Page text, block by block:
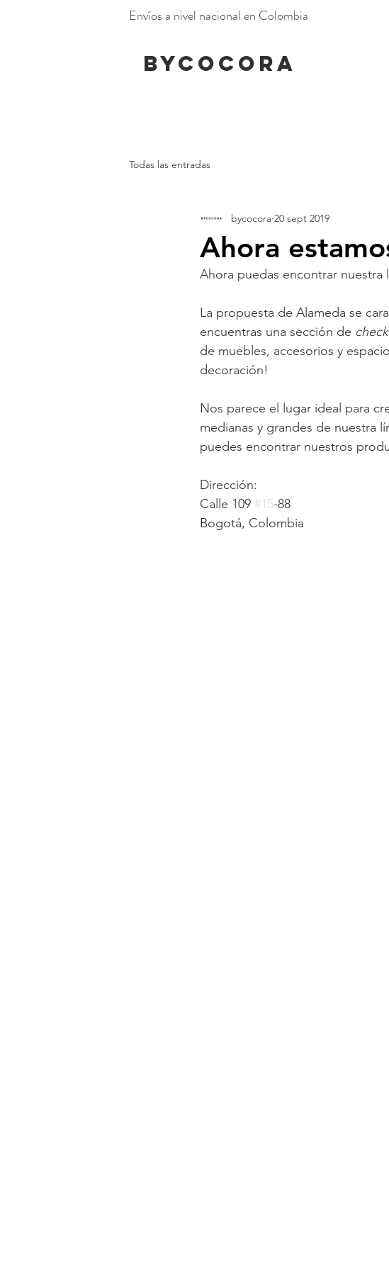
Envíos a nivel nacional en Colombia
BYCOCORA
Todas las entradas
Ahora
bycocora 20 sept 2019
Ahora puedas encontrar
La propuesta de Alameda se
encuentras una sección de
de muebles, accesorios y
decoración!
Nos parece el lugar ideal para
medianas y grandes de nuestra
puedes encontrar nuestros
Dirección:
Calle 109 #15-88
Bogotá, Colombia